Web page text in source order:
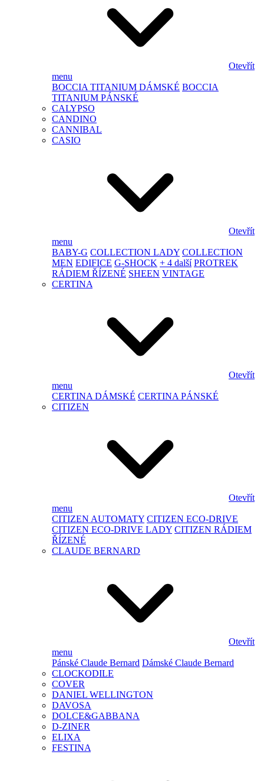
Otevřít
menu
BOCCIA TITANIUM DÁMSKÉ BOCCIA
TITANIUM PÁNSKÉ
CALYPSO
CANDINO
CANNIBAL
CASIO
Otevřít
menu
BABY-G COLLECTION LADY COLLECTION
MEN EDIFICE G-SHOCK + 4 další PROTREK
RÁDIEM ŘÍZENÉ SHEEN VINTAGE
CERTINA
Otevřít
menu
CERTINA DÁMSKÉ CERTINA PÁNSKÉ
CITIZEN
Otevřít
menu
CITIZEN AUTOMATY CITIZEN ECO-DRIVE
CITIZEN ECO-DRIVE LADY CITIZEN RÁDIEM
ŘÍZENÉ
CLAUDE BERNARD
Otevřít
menu
Pánské Claude Bernard Dámské Claude Bernard
CLOCKODILE
COVER
DANIEL WELLINGTON
DAVOSA
DOLCE&GABBANA
D-ZINER
ELIXA
FESTINA